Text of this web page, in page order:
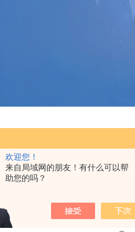
欢迎您！
来自局域网的朋友！有什么可以帮
助您的吗？